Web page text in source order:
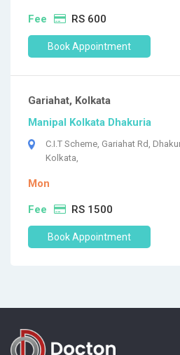
Fee RS 600
Book Appointment
Gariahat, Kolkata
Manipal Kolkata Dhakuria
C.I.T Scheme, Gariahat Rd,
Kolkata,
Mon
Fee RS 1500
Book Appointment